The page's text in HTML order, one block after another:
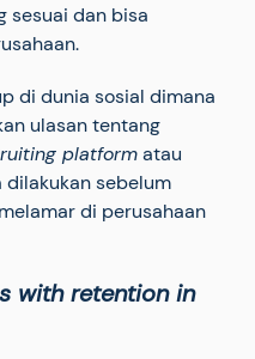
sesuai dan bisa
di dunia sosial dimana
ulasan tentang
platformatau
dilakukan sebelum
di perusahaan
with retention in